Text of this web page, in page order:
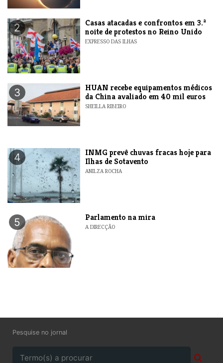
2
Casas atacadas e confrontos em 3.ª
noite de protestos no Reino Unido
EXPRESSO DAS ILHAS
3
HUAN recebe equipamentos médicos
da China avaliado em 40 mil euros
SHEILLA RIBEIRO
4
INMG prevê chuvas fracas hoje para
Ilhas de Sotavento
ANILZA ROCHA
5 Parlamento na mira
A DIRECÇÃO
Pesquise no jornal